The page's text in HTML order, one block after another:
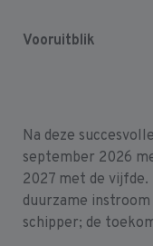
Vooruitblik
Na deze
september 2026
2027 met de vijfde.
duurzame
schipper; de